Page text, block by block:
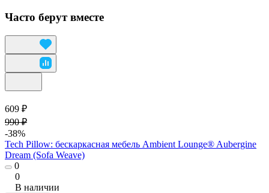
Часто берут вместе
609 ₽
990 ₽
-38%
Tech Pillow: бескаркасная мебель Ambient Lounge® Aubergine
Dream (Sofa Weave)
0
0
В наличии